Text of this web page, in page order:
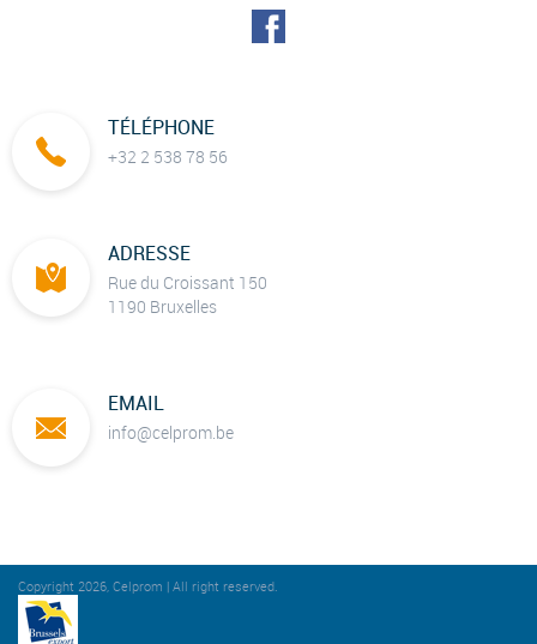
TÉLÉPHONE
+32 2 538 78 56
ADRESSE
Rue du Croissant 150
1190 Bruxelles
EMAIL
info@celprom.be
Copyright 2026, Celprom | All right reserved.